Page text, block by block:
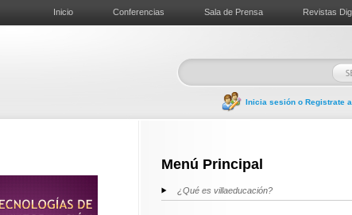
Inicio Conferencias Sala de Prensa Revistas
Inicia sesión o Registrate
Menú Principal
¿Qué es villaeducación?